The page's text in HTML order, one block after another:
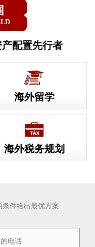
配置先行者
海外留学
海外税务规划
条件给出最优方案